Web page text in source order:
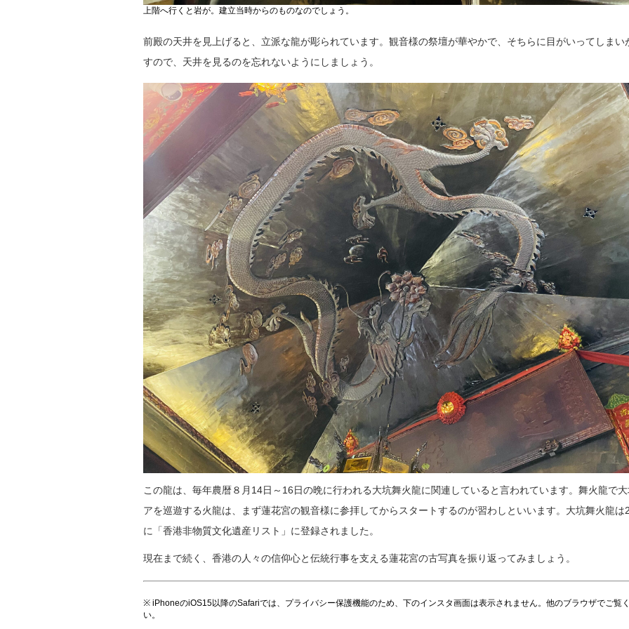
上階へ行くと岩が。建立当時からのものなのでしょう。
前殿の天井を見上げると、立派な龍が彫られています。観音様の祭壇が華やかで、そちらに目がいってしまい
すので、天井を見るのを忘れないようにしましょう。
この龍は、毎年農暦８月14日～16日の晩に行われる大坑舞火龍に関連していると言われています。舞火龍で
アを巡遊する火龍は、まず蓮花宮の観音様に参拝してからスタートするのが習わしといいます。大坑舞火龍は
に「香港非物質文化遺産リスト」に登録されました。
現在まで続く、香港の人々の信仰心と伝統行事を支える蓮花宮の古写真を振り返ってみましょう。
※ iPhoneのiOS15以降のSafariでは、プライバシー保護機能のため、下のインスタ画面は表示されません。他のブラウザでご覧
い。